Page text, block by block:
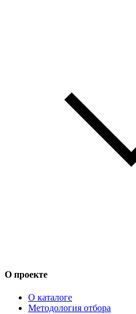
О проекте
О каталоге
Методология отбора